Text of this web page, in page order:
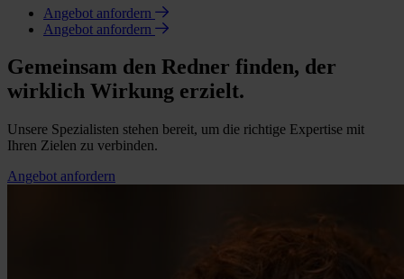
Angebot anfordern
Angebot anfordern
Gemeinsam den Redner finden, der
wirklich Wirkung erzielt.
Unsere Spezialisten stehen bereit, um die richtige Expertise mit
Ihren Zielen zu verbinden.
Angebot anfordern